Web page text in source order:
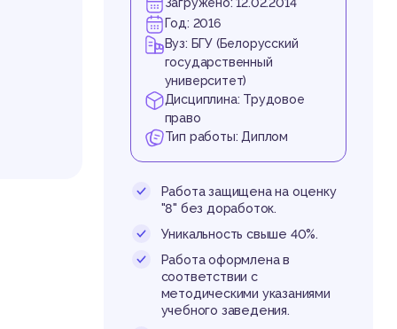
Год: 2016
Вуз: БГУ (Белорусский
государственный
университет)
Дисциплина: Трудовое
право
Тип работы: Диплом
Работа защищена на оценку
"8" без доработок.
Уникальность свыше 40%.
Работа оформлена в
соответствии с
методическими указаниями
учебного заведения.